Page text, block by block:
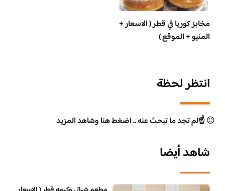
مخابز كوريا في قطر ( الاسعار +
المنيو + الموقع )
انتظر لحظة
😊☝️لم تجد ما تبحث عنه .. اضغط هنا وشاهد المزيد
شاهد أيضا